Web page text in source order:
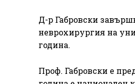
Д-р Габровски
неврохирургия на
година.
Проф. Габровски е